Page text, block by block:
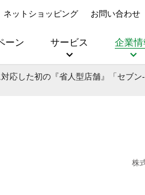
ネットショッピング お問い合わせ
ーン サービス 企業情
応した初の『省人型店舗』「セブ
株